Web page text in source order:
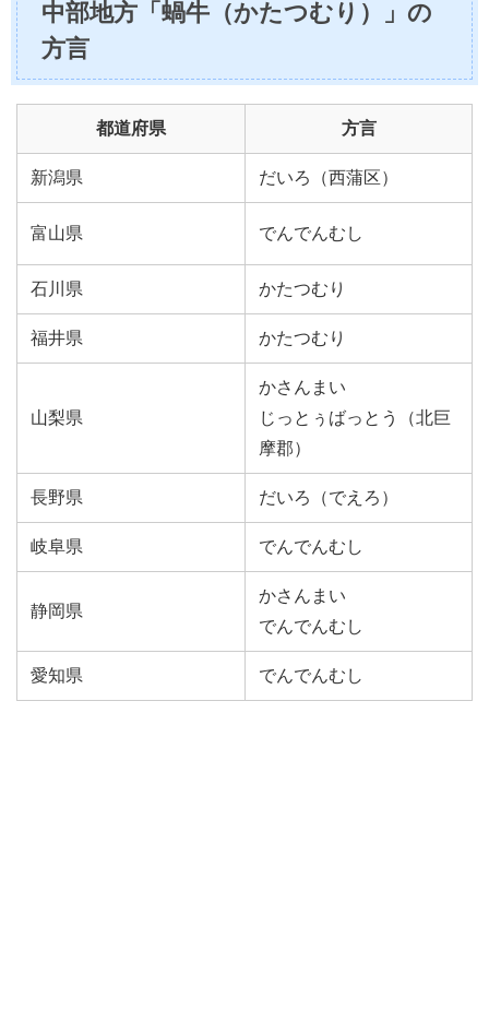
中部地方「蝸牛（かたつむり）」の
方言
都道府県 方言
新潟県 だいろ（西蒲区）
富山県 でんでんむし
石川県 かたつむり
福井県 かたつむり
山梨県
かさんまい
じっとぅばっとう（北巨
摩郡）
長野県 だいろ（でえろ）
岐阜県 でんでんむし
静岡県
かさんまい
でんでんむし
愛知県 でんでんむし